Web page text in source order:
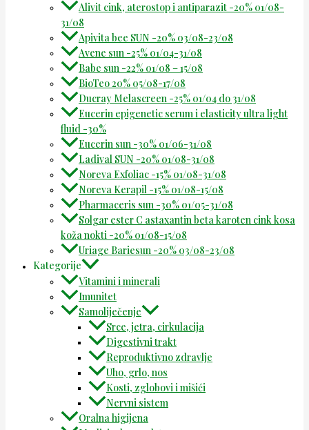
Alivit cink, aterostop i antiparazit -20% 01/08-
31/08
Apivita bee SUN -20% 03/08-23/08
Avene sun -25% 01/04-31/08
Babe sun -22% 01/08 – 15/08
BioTeo 20% 05/08-17/08
Ducray Melascreen -25% 01/04 do 31/08
Eucerin epigenetic serum i elasticity ultra light
fluid -30%
Eucerin sun -30% 01/06-31/08
Ladival SUN -20% 01/08-31/08
Noreva Exfoliac -15% 01/08-31/08
Noreva Kerapil -15% 01/08-15/08
Pharmaceris sun -30% 01/05-31/08
Solgar ester C astaxantin beta karoten cink kosa
koža nokti -20% 01/08-15/08
Uriage Bariesun -20% 03/08-23/08
Kategorije
Vitamini i minerali
Imunitet
Samoliječenje
Srce, jetra, cirkulacija
Digestivni trakt
Reproduktivno zdravlje
Uho, grlo, nos
Kosti, zglobovi i mišići
Nervni sistem
Oralna higijena